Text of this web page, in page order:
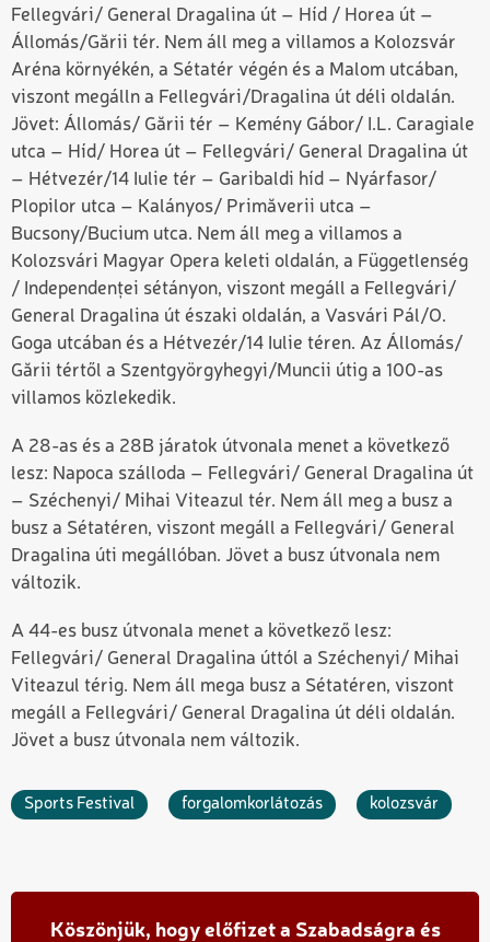
Fellegvári/ General Dragalina út – Híd / Horea út –
Állomás/Gării tér. Nem áll meg a villamos a Kolozsvár
Aréna környékén, a Sétatér végén és a Malom utcában,
viszont megálln a Fellegvári/Dragalina út déli oldalán.
Jövet: Állomás/ Gării tér – Kemény Gábor/ I.L. Caragiale
utca – Híd/ Horea út – Fellegvári/ General Dragalina út
– Hétvezér/14 Iulie tér – Garibaldi híd – Nyárfasor/
Plopilor utca – Kalányos/ Primăverii utca –
Bucsony/Bucium utca. Nem áll meg a villamos a
Kolozsvári Magyar Opera keleti oldalán, a Függetlenség
/ Independenței sétányon, viszont megáll a Fellegvári/
General Dragalina út északi oldalán, a Vasvári Pál/O.
Goga utcában és a Hétvezér/14 Iulie téren. Az Állomás/
Gării tértől a Szentgyörgyhegyi/Muncii útig a 100-as
villamos közlekedik.
A 28-as és a 28B járatok útvonala menet a következő
lesz: Napoca szálloda – Fellegvári/ General Dragalina út
– Széchenyi/ Mihai Viteazul tér. Nem áll meg a busz a
busz a Sétatéren, viszont megáll a Fellegvári/ General
Dragalina úti megállóban. Jövet a busz útvonala nem
változik.
A 44-es busz útvonala menet a következő lesz:
Fellegvári/ General Dragalina úttól a Széchenyi/ Mihai
Viteazul térig. Nem áll mega busz a Sétatéren, viszont
megáll a Fellegvári/ General Dragalina út déli oldalán.
Jövet a busz útvonala nem változik.
Sports Festival forgalomkorlátozás kolozsvár
Köszönjük, hogy előfizet a Szabadságra és